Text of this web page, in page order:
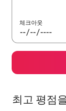
체크아웃
최고 평점